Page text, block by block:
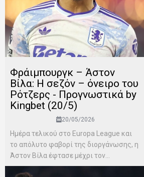
Φράιμπουργκ – Άστον
Βίλα: Η σεζόν – όνειρο του
Ρότζερς - Προγνωστικά by
Kingbet (20/5)
20/05/2026
Ημέρα τελικού στο Europa League και
το απόλυτο φαβορί της διοργάνωσης, η
Άστον Βίλα έφτασε μέχρι τον...